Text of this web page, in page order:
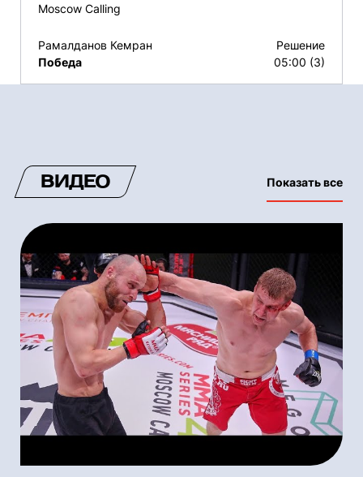
Moscow Calling
Рамалданов Кемран
Победа
Решение
05:00 (3)
ВИДЕО Показать все